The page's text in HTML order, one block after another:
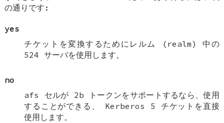
の通りです:
yes
チケットを変換するためにレルム (realm) 中の
524 サーバを使用します。
no
afs セルが 2b トークンをサポートするなら、使用
することができる、 Kerberos 5 チケットを直接
使用します。